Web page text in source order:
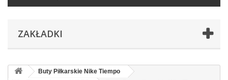
ZAKŁADKI
Buty Piłkarskie Nike Tiempo